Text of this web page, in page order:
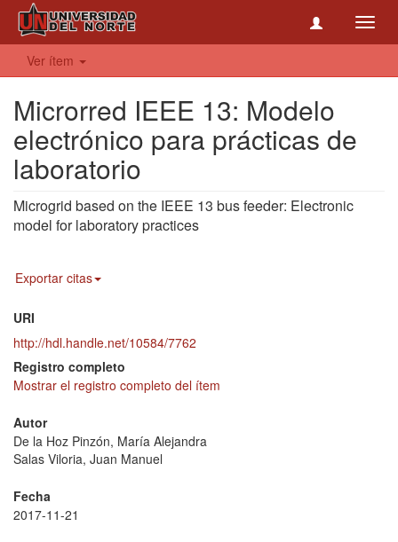
Ver ítem
Microrred IEEE 13: Modelo
electrónico para prácticas de
laboratorio
Microgrid based on the IEEE 13 bus feeder: Electronic
model for laboratory practices
Exportar citas
URI
http://hdl.handle.net/10584/7762
Registro completo
Mostrar el registro completo del ítem
Autor
De la Hoz Pinzón, María Alejandra
Salas Viloria, Juan Manuel
Fecha
2017-11-21